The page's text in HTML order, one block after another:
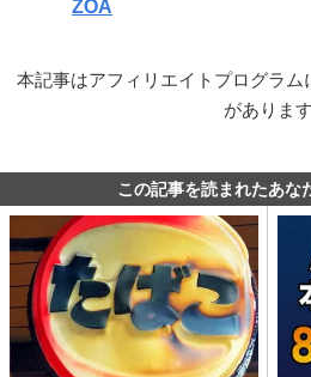
ZOA
本記事はアフィリエイトプログラ
があります
この記事を読まれたあな